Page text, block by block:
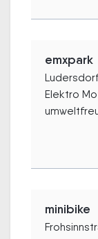
emxpark
Elektro
minibike